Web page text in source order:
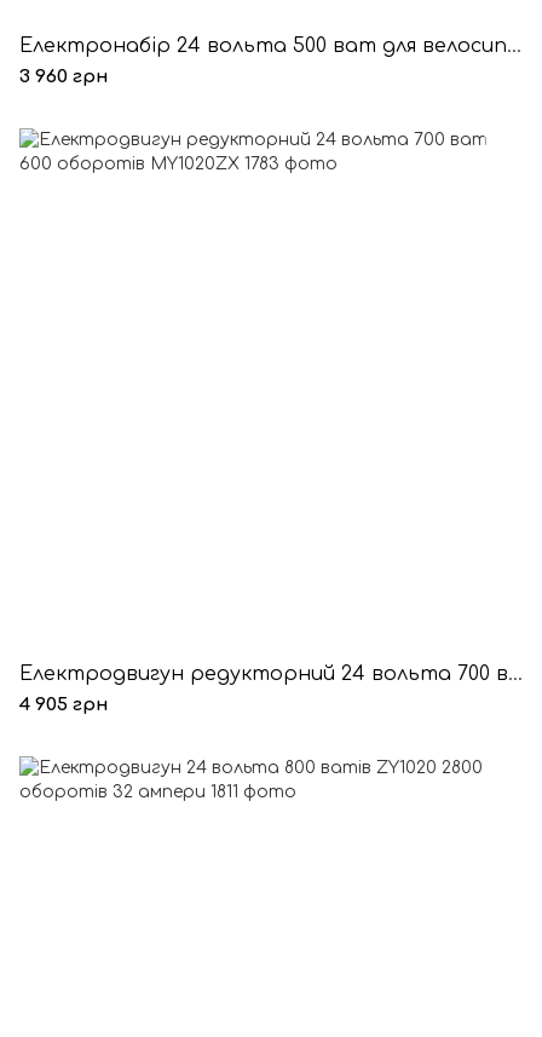
Електронабір 24 ​​вольта 500 ват для велосипеда самокату квадроцикла
3 960 грн
Електродвигун редукторний 24 вольта 700 ват 600 оборотів MY1020ZX
4 905 грн